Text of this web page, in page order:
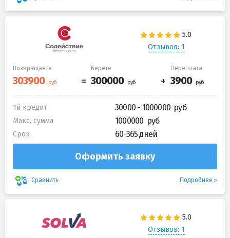
Отзывов: 1
Возвращаете Берете Переплата
1й кредит 30000 - 1000000
Макс. сумма 1000000
Срок 60-365 дней
Оформить заявку
Сравнить Подробнее
Отзывов: 1